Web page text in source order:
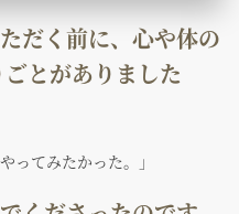
だく前に、心や体の
とがありました
ってみたかった。」